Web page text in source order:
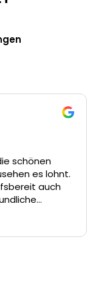
schönen
es lohnt.
auch
eigentlich
widerstehen.
fahre ich